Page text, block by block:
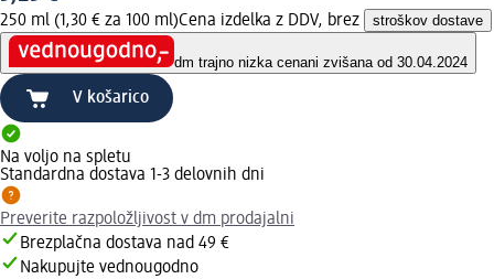
250 ml (1,30 € za 100 ml)Cena izdelka z DDV, brez stroškov dostave
dm trajno nizka cenani zvišana od 30.04.2024
V košarico
Na voljo na spletu
Standardna dostava 1-3 delovnih dni
Preverite razpoložljivost v dm prodajalni
Brezplačna dostava nad 49 €
Nakupujte vednougodno